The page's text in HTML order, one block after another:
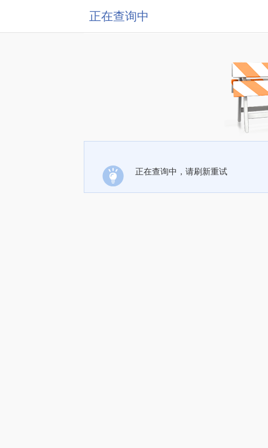
正在查询中
正在查询中，请刷新重试